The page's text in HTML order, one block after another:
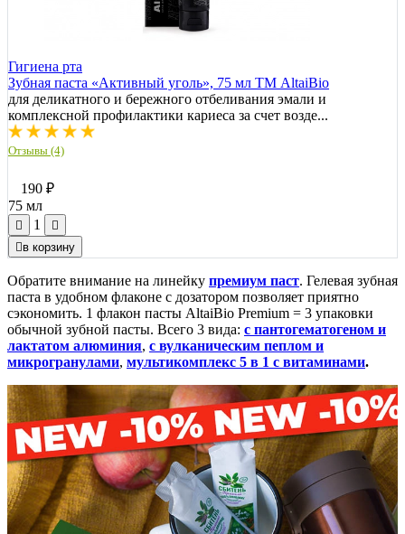
Гигиена рта
Зубная паста «Активный уголь», 75 мл ТМ AltaiBio
для деликатного и бережного отбеливания эмали и
комплексной профилактики кариеса за счет возде...
Отзывы (4)
190 ₽
75 мл
1
в корзину
Обратите внимание на линейку премиум паст. Гелевая зубная
паста в удобном флаконе с дозатором позволяет приятно
сэкономить. 1 флакон пасты AltaiBio Premium = 3 упаковки
обычной зубной пасты. Всего 3 вида: с пантогематогеном и
лактатом алюминия, с вулканическим пеплом и
микрогранулами, мультикомплекс 5 в 1 с витаминами.